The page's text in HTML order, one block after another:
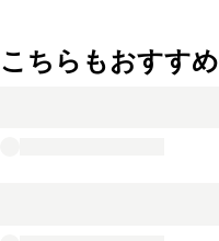
こちらもおすすめ